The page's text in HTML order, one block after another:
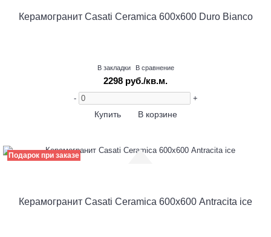
Керамогранит Casati Ceramica 600х600 Duro Bianco
В закладки В сравнение
2298 руб./кв.м.
- +
Купить В корзине
Подарок при заказе
Керамогранит Casati Ceramica 600х600 Antracita ice